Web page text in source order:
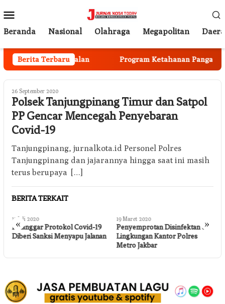
ke
kontenMobile
Beranda Nasional Olahraga Megapolitan
Berita Terbaru
Mulai Berjalan Program Ketahanan Pangan
26 September 2020
Polsek Tanjungpinang Timur dan Satpol
PP Gencar Mencegah Penyebaran
Covid-19
Tanjungpinang, jurnalkota.id Personel Polres
Tanjungpinang dan jajarannya hingga saat ini masih
terus berupaya […]
BERITA TERKAIT
« »
13 Juli 2020
Pelanggar Protokol Covid-19
Diberi Sanksi Menyapu Jalanan
19 Maret 2020
Penyemprotan Disinfektan di
Lingkungan Kantor Polres
Metro Jakbar